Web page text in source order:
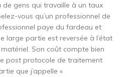
de gens qui travaille à un taux
vous qu’un professionnel de
paye du fardeau et
large partie est reversée à l’état
Son coût compte bien
post protocole de traitement
que j’appelle «